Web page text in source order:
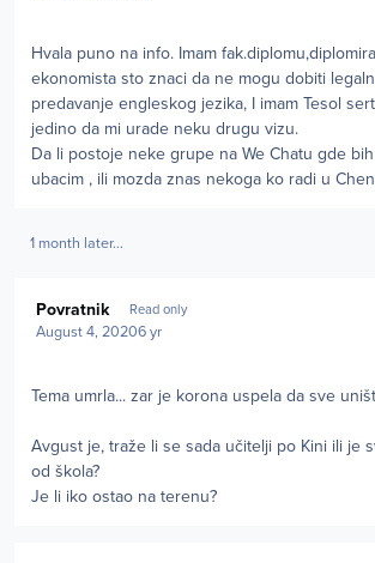
Hvala puno na info. Imam
ekonomista sto znaci da ne mogu dobiti
predavanje engleskog jezika, I imam Tesol
jedino da mi urade neku drugu vizu.
Da li postoje neke grupe na We Chatu gde
ubacim , ili mozda znas nekoga ko radi u
1 month later...
Povratnik Read only
August 4, 20206 yr
Tema umrla... zar je korona uspela da sve
Avgust je, traže li se sada učitelji po Kini ili je
od škola?
Je li iko ostao na terenu?